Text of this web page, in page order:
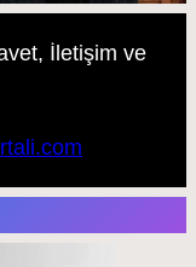
İletişim ve